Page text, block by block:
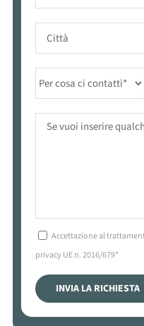
Accettazione al
privacy UE n. 2016/679*